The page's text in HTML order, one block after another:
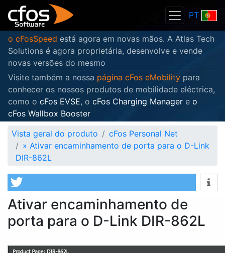
PT
o cFosSpeed está agora em novas mãos. A Atlas Tech
Solutions é agora proprietária, desenvolve e vende
novas versões do mesmo
Visite também a nossa página cFos eMobility para
conhecer os nossos produtos de mobilidade eléctrica,
como o cFos EVSE, o cFos Charging Manager e o
cFos Wallbox Booster
Vista geral do produto
cFos Personal Net
» Ativar encaminhamento de porta para o D-Link
DIR-862L
Ativar encaminhamento de
porta para o D-Link DIR-862L